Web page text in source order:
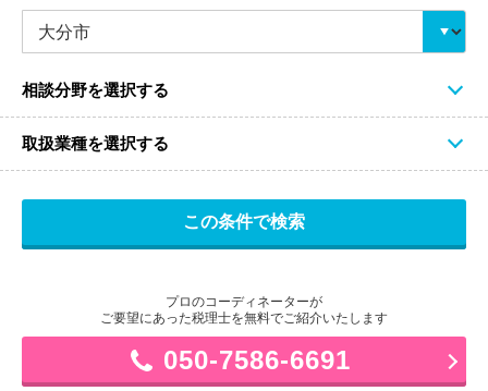
相談分野を選択する
取扱業種を選択する
プロのコーディネーターが
ご要望にあった税理士を無料でご紹介いたします
050-7586-6691